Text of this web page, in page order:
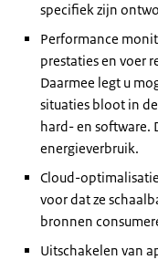
specifiek zijn
Performance
prestaties en voer
Daarmee legt u
situaties bloot in
hard- en software.
energieverbruik.
Cloud-
voor dat ze
bronnen
Uitschakelen van